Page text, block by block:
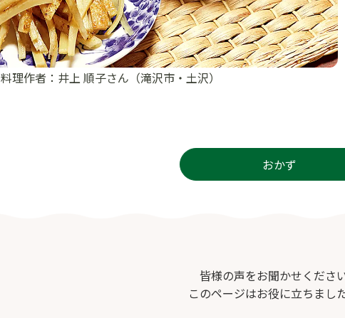
料理作者：井上 順子さん（滝沢市・土沢）
おかず
皆様の声をお聞かせください
このページはお役に立ちまし